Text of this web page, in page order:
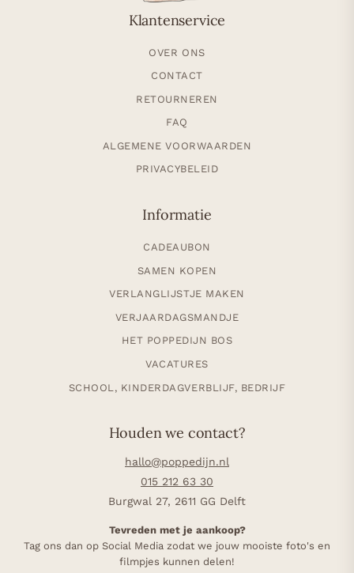
Klantenservice
OVER ONS
CONTACT
RETOURNEREN
FAQ
ALGEMENE VOORWAARDEN
PRIVACYBELEID
Informatie
CADEAUBON
SAMEN KOPEN
VERLANGLIJSTJE MAKEN
VERJAARDAGSMANDJE
HET POPPEDIJN BOS
VACATURES
SCHOOL, KINDERDAGVERBLIJF, BEDRIJF
Houden we contact?
hallo@poppedijn.nl
015 212 63 30
Burgwal 27, 2611 GG Delft
Tevreden met je aankoop?
Tag ons dan op Social Media zodat we jouw mooiste foto's en
filmpjes kunnen delen!